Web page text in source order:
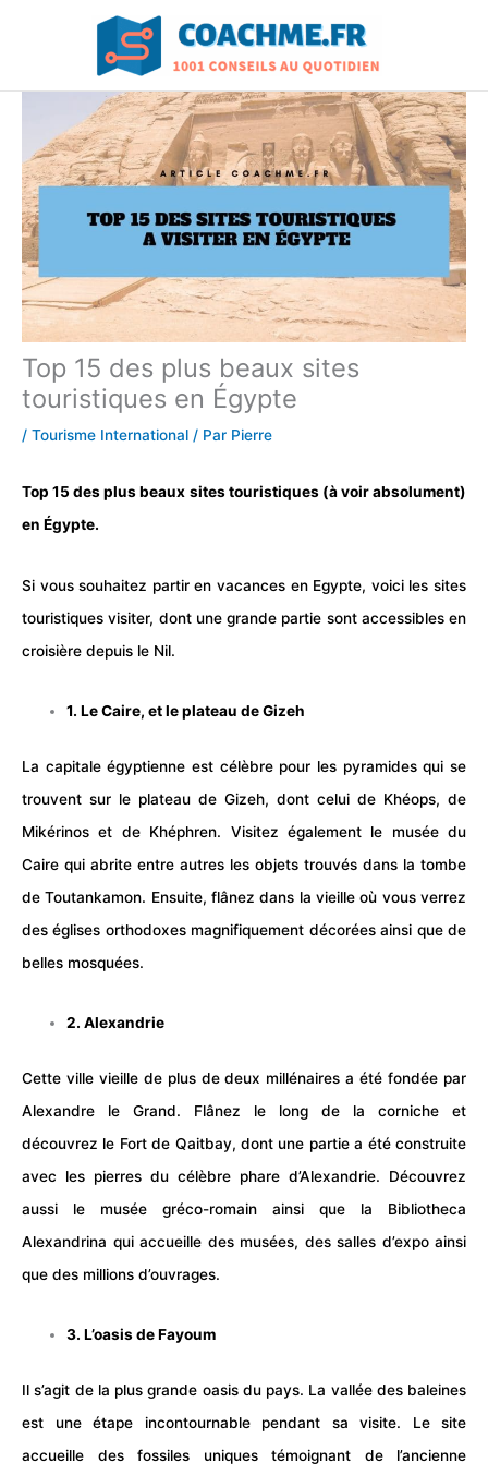
Top 15 des plus beaux sites
touristiques en Égypte
/ Tourisme International / Par Pierre
Top 15 des plus beaux sites touristiques(à voir absolument)
en Égypte.
Si vous souhaitez partir en vacances en Egypte, voici les sites
touristiques visiter, dont une grande partie sont accessibles en
croisière depuis le Nil.
1. Le Caire, et le plateau de Gizeh
La capitale égyptienne est célèbre pour les pyramides qui se
trouvent sur le plateau de Gizeh, dont celui de Khéops, de
Mikérinos et de Khéphren. Visitez également le musée du
Caire qui abrite entre autres les objets trouvés dans la tombe
de Toutankamon. Ensuite, flânez dans la vieille où vous verrez
des églises orthodoxes magnifiquement décorées ainsi que de
belles mosquées.
2. Alexandrie
Cette ville vieille de plus de deux millénaires a été fondée par
Alexandre le Grand. Flânez le long de la corniche et
découvrez le Fort de Qaitbay, dont une partie a été construite
avec les pierres du célèbre phare d’Alexandrie. Découvrez
aussi le musée gréco-romain ainsi que la Bibliotheca
Alexandrina qui accueille des musées, des salles d’expo ainsi
que des millions d’ouvrages.
3. L’oasis de Fayoum
Il s’agit de la plus grande oasis du pays. La vallée des baleines
est une étape incontournable pendant sa visite. Le site
accueille des fossiles uniques témoignant de l’ancienne